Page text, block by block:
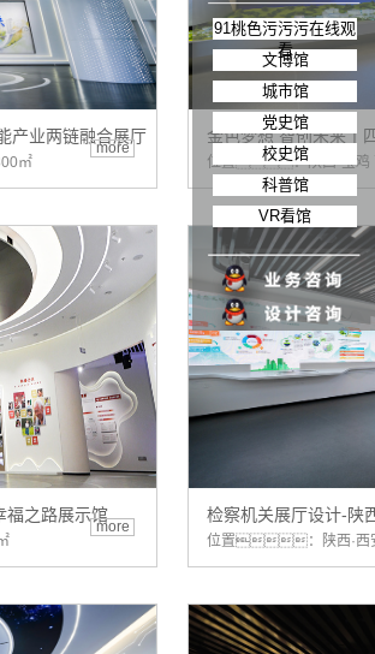
产业两链融合展厅
㎡
more
金色梦想 智创未来丨
位置：陕西·宝
福之路展示馆
more
检察机关展厅设计-陕
位置：陕西·
91桃色污污污在线观
看
文博馆
城市馆
党史馆
校史馆
科普馆
VR看馆